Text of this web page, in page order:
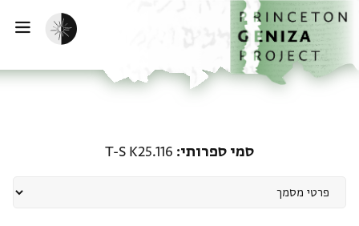
לתוכןהבית
הפעלת מצב כהה
סמי ספרותי T-S K25.116